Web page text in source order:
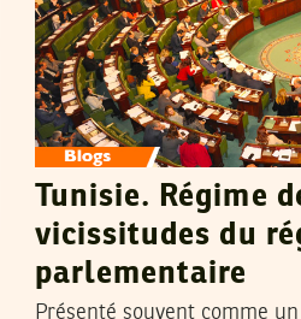
Tunisie. Régime
vicissitudes du
parlementaire
Présenté souvent comme